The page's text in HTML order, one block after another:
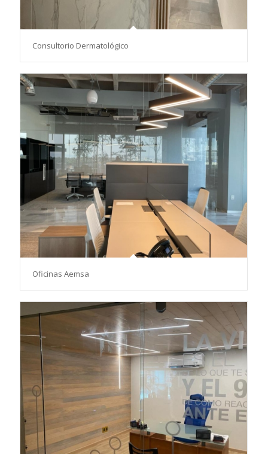
Consultorio Dermatológico
Oficinas Aemsa